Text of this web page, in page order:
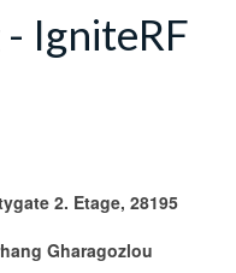
IgniteRF
2. Etage, 28195
Gharagozlou